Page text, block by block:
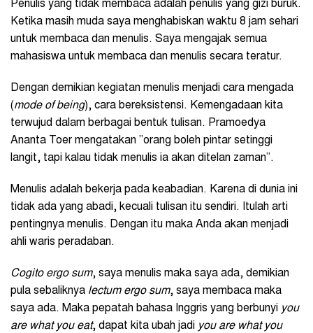
Penulis yang tidak membaca adalah penulis yang gizi buruk.
Ketika masih muda saya menghabiskan waktu 8 jam sehari
untuk membaca dan menulis. Saya mengajak semua
mahasiswa untuk membaca dan menulis secara teratur.
Dengan demikian kegiatan menulis menjadi cara mengada
(mode of being), cara bereksistensi. Kemengadaan kita
terwujud dalam berbagai bentuk tulisan. Pramoedya
Ananta Toer mengatakan ”orang boleh pintar setinggi
langit, tapi kalau tidak menulis ia akan ditelan zaman”.
Menulis adalah bekerja pada keabadian. Karena di dunia ini
tidak ada yang abadi, kecuali tulisan itu sendiri. Itulah arti
pentingnya menulis. Dengan itu maka Anda akan menjadi
ahli waris peradaban.
Cogito ergo sum, saya menulis maka saya ada, demikian
pula sebaliknya lectum ergo sum, saya membaca maka
saya ada. Maka pepatah bahasa Inggris yang berbunyi you
are what you eat, dapat kita ubah jadi you are what you